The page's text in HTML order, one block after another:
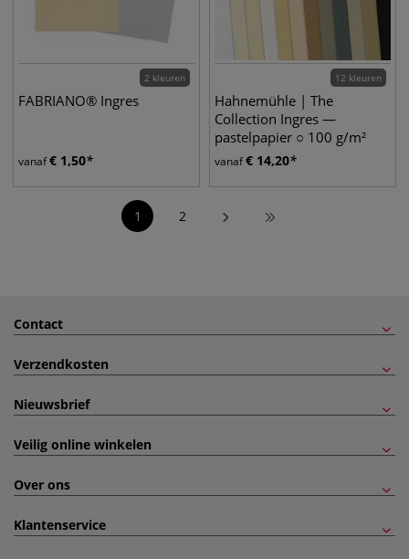
2 kleuren
FABRIANO® Ingres
vanaf€ 1,50
12 kleuren
Hahnemühle | The
Collection Ingres —
pastelpapier ○ 100 g/m²
vanaf€ 14,20
1 2
Contact
Verzendkosten
Nieuwsbrief
Veilig online winkelen
Over ons
Klantenservice